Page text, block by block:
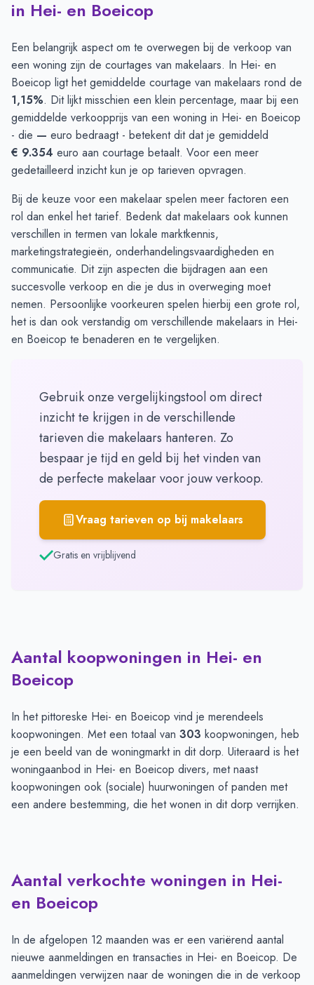
in Hei- en Boeicop
Een belangrijk aspect om te overwegen bij de verkoop van
een woning zijn de courtages van makelaars. In Hei- en
Boeicop ligt het gemiddelde courtage van makelaars rond de
1,15%. Dit lijkt misschien een klein percentage, maar bij een
gemiddelde verkoopprijs van een woning in Hei- en Boeicop
- die — euro bedraagt - betekent dit dat je gemiddeld
€ 9.354 euro aan courtage betaalt. Voor een meer
gedetailleerd inzicht kun je op tarieven opvragen.
Bij de keuze voor een makelaar spelen meer factoren een
rol dan enkel het tarief. Bedenk dat makelaars ook kunnen
verschillen in termen van lokale marktkennis,
marketingstrategieën, onderhandelingsvaardigheden en
communicatie. Dit zijn aspecten die bijdragen aan een
succesvolle verkoop en die je dus in overweging moet
nemen. Persoonlijke voorkeuren spelen hierbij een grote rol,
het is dan ook verstandig om verschillende makelaars in Hei-
en Boeicop te benaderen en te vergelijken.
Gebruik onze vergelijkingstool om direct
inzicht te krijgen in de verschillende
tarieven die makelaars hanteren. Zo
bespaar je tijd en geld bij het vinden van
de perfecte makelaar voor jouw verkoop.
Vraag tarieven op bij makelaars
Gratis en vrijblijvend
Aantal koopwoningen in Hei- en
Boeicop
In het pittoreske Hei- en Boeicop vind je merendeels
koopwoningen. Met een totaal van 303 koopwoningen, heb
je een beeld van de woningmarkt in dit dorp. Uiteraard is het
woningaanbod in Hei- en Boeicop divers, met naast
koopwoningen ook (sociale) huurwoningen of panden met
een andere bestemming, die het wonen in dit dorp verrijken.
Aantal verkochte woningen in Hei-
en Boeicop
In de afgelopen 12 maanden was er een variërend aantal
nieuwe aanmeldingen en transacties in Hei- en Boeicop. De
aanmeldingen verwijzen naar de woningen die in de verkoop